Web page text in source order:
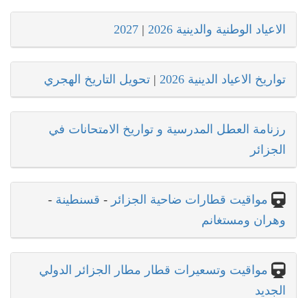
الاعياد الوطنية والدينية 2026 |
2027
تواريخ الاعياد الدينية 2026 | تحويل التاريخ الهجري
رزنامة العطل المدرسية و تواريخ الامتحانات في
الجزائر
مواقيت قطارات ضاحية الجزائر - قسنطينة -
وهران ومستغانم
مواقيت وتسعيرات قطار مطار الجزائر الدولي
الجديد